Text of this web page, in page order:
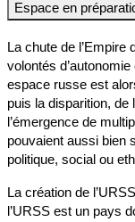
Espace en
La chute de
volontés
espace russe est
puis la disparition, de
l’émergence de
pouvaient aussi bien
politique, social ou
La création de
l’URSS est un pays